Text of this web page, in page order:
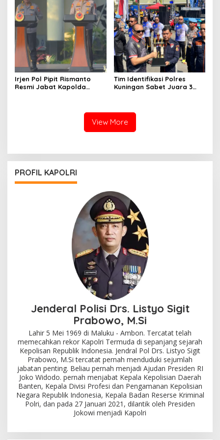
Irjen Pol Pipit Rismanto
Resmi Jabat Kapolda
Tim Identifikasi Polres
Kuningan Sabet Juara 3
View More
PROFIL KAPOLRI
Jenderal Polisi Drs. Listyo Sigit
Prabowo, M.Si
Lahir 5 Mei 1969 di Maluku - Ambon. Tercatat telah
memecahkan rekor Kapolri Termuda di sepanjang sejarah
Kepolisan Republik Indonesia. Jendral Pol Drs. Listyo Sigit
Prabowo, M.Si tercatat pernah menduduki sejumlah
jabatan penting. Beliau pernah menjadi Ajudan Presiden RI
Joko Widodo. pernah menjabat Kepala Kepolisian Daerah
Banten, Kepala Divisi Profesi dan Pengamanan Kepolisian
Negara Republik Indonesia, Kepala Badan Reserse Kriminal
Polri, dan pada 27 Januari 2021, dilantik oleh Presiden
Jokowi menjadi Kapolri